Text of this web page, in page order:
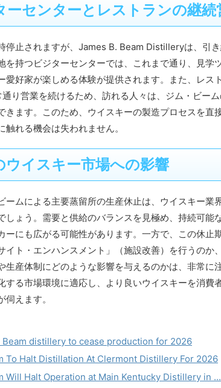
ーセンターとレストランの継続
停止されますが、James B. Beam Distilleryは、引
を持つビジターセンターでは、これまで通り、見学
愛好家が楽しめる体験が提供されます。また、レ
り営業を続けるため、訪れる人々は、ジム・ビー
きます。このため、ウイスキーの製造プロセスを直
触れる機会は失われません。
ウイスキー市場への影響
ームによる主要蒸留所の生産休止は、ウイスキー業
しょう。需要と供給のバランスを見極め、持続可能
ーにも広がる可能性があります。一方で、この休止
イト・エンハンスメント」（施設改善）を行うのか
生産体制にどのような影響を与えるのかは、非常に
する市場環境に適応し、より良いウイスキーを消費
伺えます。
Beam distillery to cease production for 2026
To Halt Distillation At Clermont Distillery For 2026
Will Halt Operation at Main Kentucky Distillery in ...